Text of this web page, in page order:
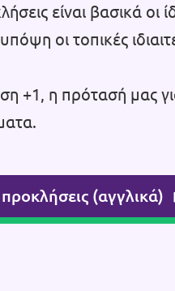
είναι βασικά
οι τοπικές
+1, η πρότασή μας
(αγγλικά)